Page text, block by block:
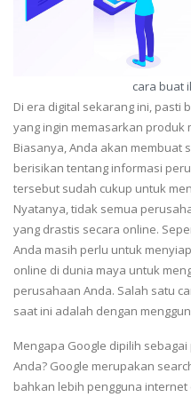
cara buat
Di era digital sekarang ini, pasti
yang ingin memasarkan produk
Biasanya, Anda akan membuat
berisikan tentang informasi
tersebut sudah cukup untuk
Nyatanya, tidak semua
yang drastis secara online.
Anda masih perlu untuk
online di dunia maya untuk
perusahaan Anda. Salah satu
saat ini adalah dengan
Mengapa Google dipilih
Anda? Google merupakan
bahkan lebih pengguna